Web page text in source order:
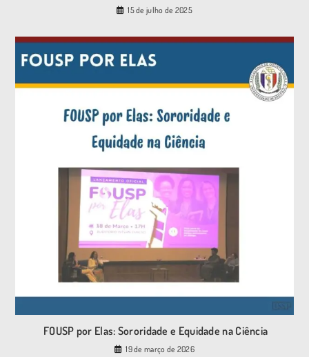
15 de julho de 2025
FOUSP por Elas: Sororidade e Equidade na Ciência
19 de março de 2026